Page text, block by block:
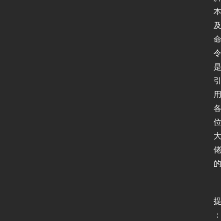
本
及
命
令
是
引
用
各
位
大
佬
的
提
：